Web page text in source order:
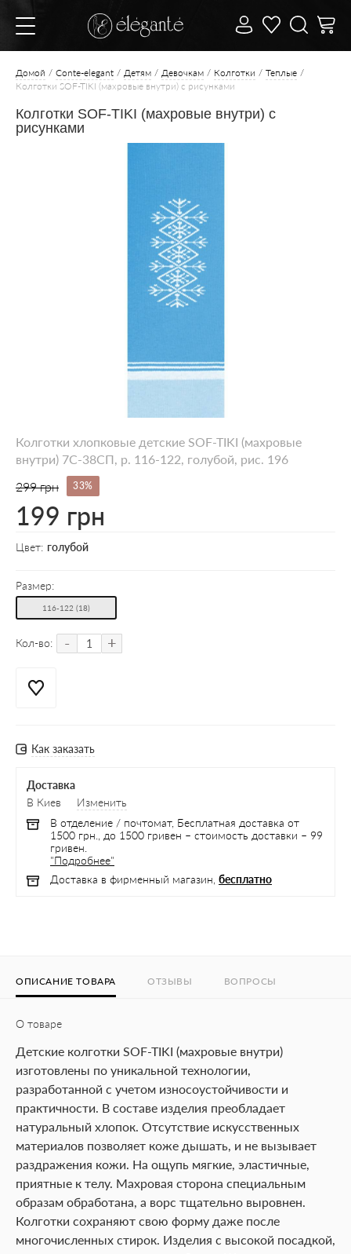
Домой Conte-elegant Детям Девочкам Колготки
Теплые
Колготки SOF-TIKI (махровые внутри) с рисунками
Колготки SOF-TIKI (махровые внутри) с
рисунками
Колготки хлопковые детские SOF-TIKI (махровые
внутри) 7С-38СП, p. 116-122, голубой, рис. 196
299 грн
33%
199 грн
Цвет: голубой
Размер:
116-122 (18)
Кол-во: - +
Как заказать
Доставка
В Киев
Изменить
В отделение / почтомат, Бесплатная доставка от
1500 грн., до 1500 гривен – стоимость доставки – 99
гривен.
"Подробнее"
Доставка в фирменный магазин, бесплатно
ОПИСАНИЕ ТОВАРА ОТЗЫВЫ ВОПРОСЫ
О товаре
Детские колготки SOF-TIKI (махровые внутри)
изготовлены по уникальной технологии,
разработанной с учетом износоустойчивости и
практичности. В составе изделия преобладает
натуральный хлопок. Отсутствие искусственных
материалов позволяет коже дышать, и не вызывает
раздражения кожи. На ощупь мягкие, эластичные,
приятные к телу. Махровая сторона специальным
образам обработана, а ворс тщательно выровнен.
Колготки сохраняют свою форму даже после
многочисленных стирок. Изделия с высокой посадкой,